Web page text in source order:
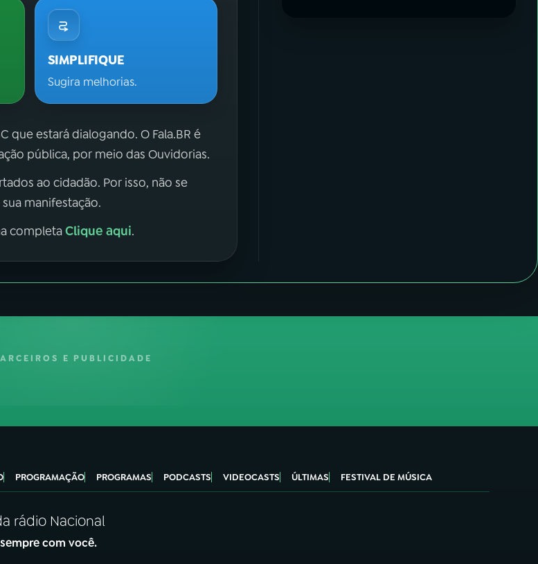
SIMPLIFIQUE
Sugira melhorias.
que estará dialogando. O Fala.BR é
pública, por meio das Ouvidorias.
ao cidadão. Por isso, não se
manifestação.
completaClique aqui.
E PUBLICIDADE
PROGRAMAÇÃO PROGRAMAS PODCASTS VIDEOCASTS ÚLTIMAS FESTIVAL DE MÚSICA
rádio Nacional
com você.